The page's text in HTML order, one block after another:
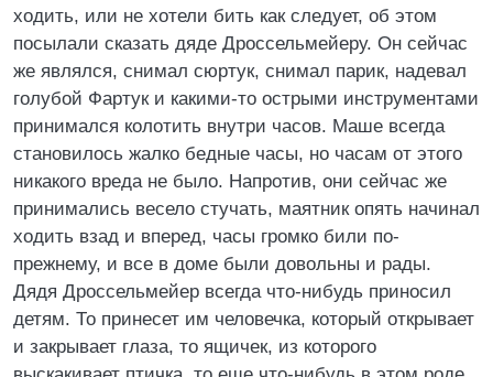
ходить, или не хотели бить как следует, об этом
посылали сказать дяде Дроссельмейеру. Он сейчас
же являлся, снимал сюртук, снимал парик, надевал
голубой Фартук и какими-то острыми инструментами
принимался колотить внутри часов. Маше всегда
становилось жалко бедные часы, но часам от этого
никакого вреда не было. Напротив, они сейчас же
принимались весело стучать, маятник опять начинал
ходить взад и вперед, часы громко били по-
прежнему, и все в доме были довольны и рады.
Дядя Дроссельмейер всегда что-нибудь приносил
детям. То принесет им человечка, который открывает
и закрывает глаза, то ящичек, из которого